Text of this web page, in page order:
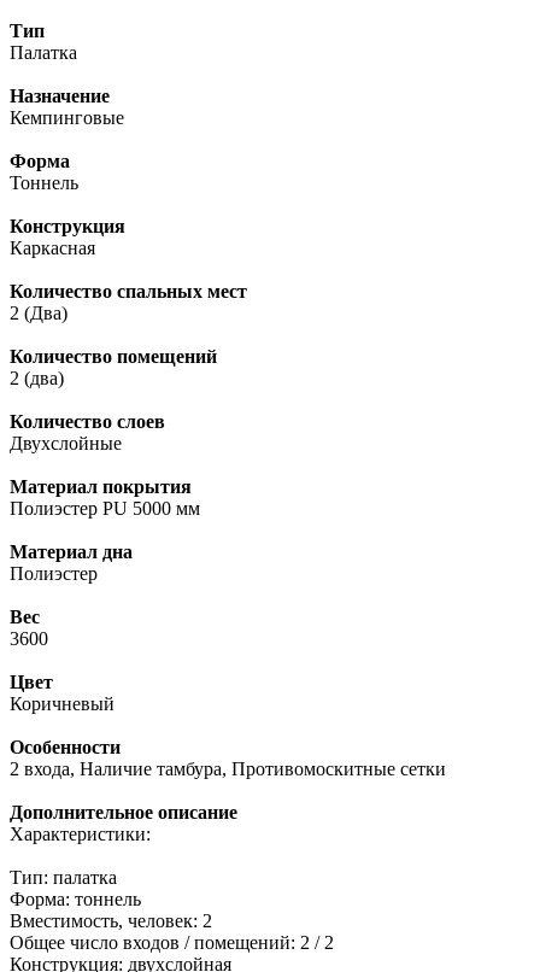
Тип
Палатка
Назначение
Кемпинговые
Форма
Тоннель
Конструкция
Каркасная
Количество спальных мест
2 (Два)
Количество помещений
2 (два)
Количество слоев
Двухслойные
Материал покрытия
Полиэстер PU 5000 мм
Материал дна
Полиэстер
Вес
3600
Цвет
Коричневый
Особенности
2 входа, Наличие тамбура, Противомоскитные сетки
Дополнительное описание
Характеристики:
Тип: палатка
Форма: тоннель
Вместимость, человек: 2
Общее число входов / помещений: 2 / 2
Конструкция: двухслойная